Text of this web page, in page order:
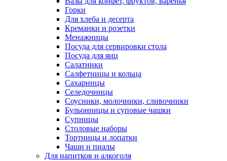
Горки
Для хлеба и десерта
Креманки и розетки
Менажницы
Посуда для сервировки стола
Посуда для яиц
Салатники
Салфетницы и кольца
Сахарницы
Селедочницы
Соусники, молочники, сливочники
Бульонницы и суповые чашки
Супницы
Столовые наборы
Тортницы и лопатки
Чаши и пиалы
Для напитков и алкоголя